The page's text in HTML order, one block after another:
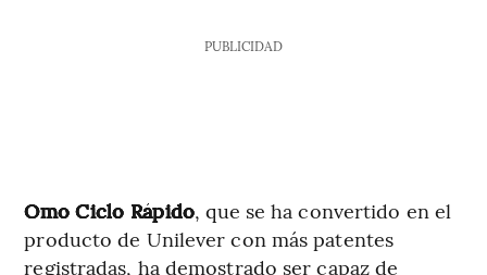
PUBLICIDAD
Omo Ciclo Rápido, que se ha convertido en el
producto de Unilever con más patentes
registradas, ha demostrado ser capaz de